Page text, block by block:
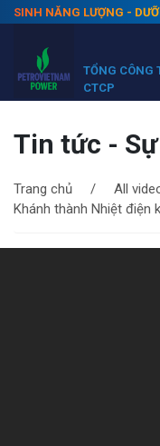
SINH NĂNG LƯỢNG -
TỔNG CÔNG
CTCP
Tin tức -
Trang chủ
All
Khánh thành Nhiệt điện